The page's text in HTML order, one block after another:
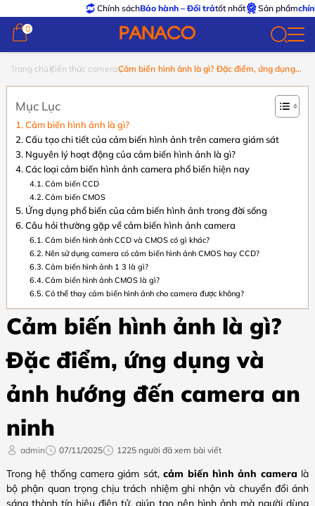
Chính sáchBảo hành – Đổi trảtốt nhất Sản phẩmchính hãng
0
0
Trang chủ Kiến thức cameraCảm biến hình ảnh là gì? Đặc điểm, ứng dụng
Mục Lục
Cảm biến hình ảnh là gì?
Cấu tạo chi tiết của cảm biến hình ảnh trên camera giám sát
Nguyên lý hoạt động của cảm biến hình ảnh là gì?
Các loại cảm biến hình ảnh camera phổ biến hiện nay
Cảm biến CCD
Cảm biến CMOS
Ứng dụng phổ biến của cảm biến hình ảnh trong đời sống
Câu hỏi thường gặp về cảm biến hình ảnh camera
Cảm biến hình ảnh CCD và CMOS có gì khác?
Nên sử dụng camera có cảm biến hình ảnh CMOS hay CCD?
Cảm biến hình ảnh 1 3 là gì?
Cảm biến hình ảnh CMOS là gì?
Có thể thay cảm biến hình ảnh cho camera được không?
Cảm biến hình ảnh là gì?
Đặc điểm, ứng dụng và
ảnh hướng đến camera an
ninh
admin 07/11/2025 1225 người đã xem bài viết
Trong hệ thống camera giám sát,cảm biến hình ảnh camera là
bộ phận quan trọng chịu trách nhiệm ghi nhận và chuyển đổi ánh
sáng thành tín hiệu điện tử, giúp tạo nên hình ảnh mà người dùng